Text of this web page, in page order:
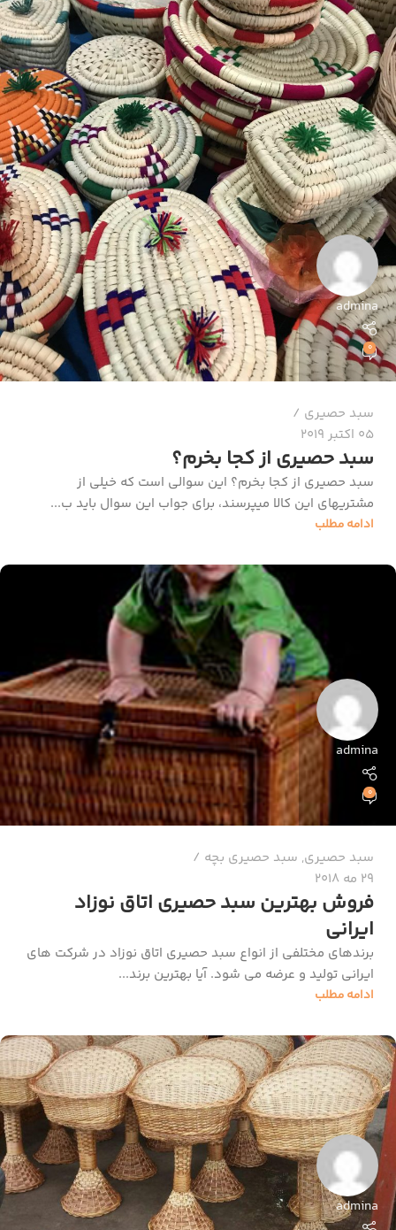
admina
0
سبد حصیری
05 اکتبر 2019
سبد حصیری از کجا بخرم؟
سبد حصیری از کجا بخرم؟ این سوالی است که خیلی از
مشتریهای این کالا میپرسند، برای جواب این سوال باید ب...
ادامه مطلب
admina
0
سبد حصیری, سبد حصیری بچه
29 مه 2018
فروش بهترین سبد حصیری اتاق نوزاد
ایرانی
برندهای مختلفی از انواع سبد حصیری اتاق نوزاد در شرکت های
ایرانی تولید و عرضه می شود. آیا بهترین برند...
ادامه مطلب
admina